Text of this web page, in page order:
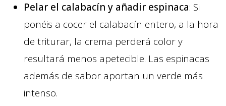
Pelar el calabacín y añadir espinaca: Si
ponéis a cocer el calabacín entero, a la hora
de triturar, la crema perderá color y
resultará menos apetecible. Las espinacas
además de sabor aportan un verde más
intenso.